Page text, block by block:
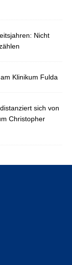
Nicht
Klinikum Fulda
sich von
Christopher